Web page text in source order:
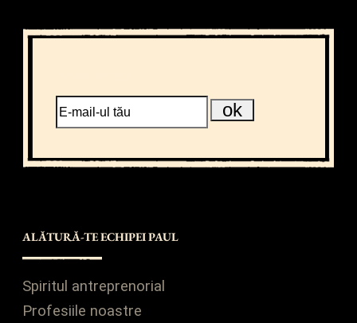
ALĂTURĂ-TE ECHIPEI PAUL
Spiritul antreprenorial
Profesiile noastre